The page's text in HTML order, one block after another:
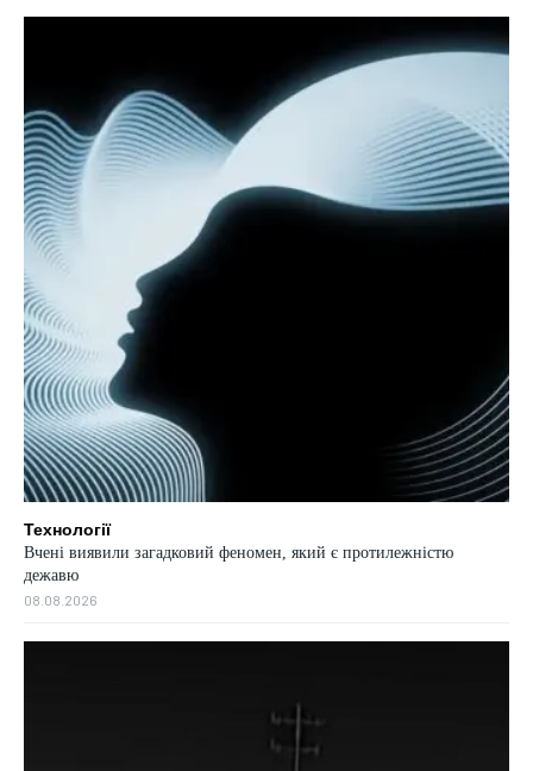
Технології
Вчені виявили загадковий феномен, який є протилежністю
дежавю
08.08.2026